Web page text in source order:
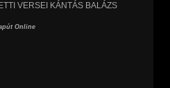
VERSEI KÁNTÁS BALÁZS
Online